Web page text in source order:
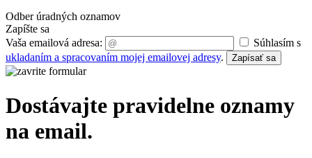
Odber úradných oznamov
Zapíšte sa
Vaša emailová adresa:
Súhlasím s
ukladaním a spracovaním mojej emailovej adresy. Zapísať sa
Dostávajte pravidelne oznamy
na email.